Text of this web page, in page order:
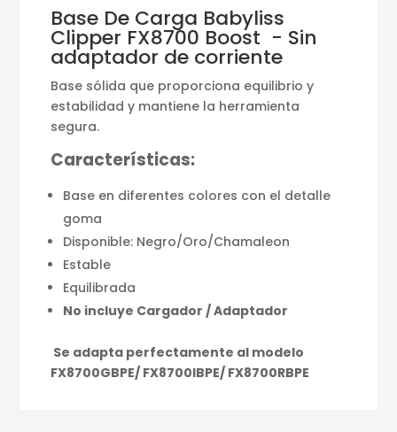
Base De Carga Babyliss
Clipper FX8700 Boost - Sin
adaptador de corriente
Base sólida que proporciona equilibrio y
estabilidad y mantiene la herramienta
segura.
Características:
Base en diferentes colores con el detalle
goma
Disponible: Negro/Oro/Chamaleon
Estable
Equilibrada
No incluye Cargador / Adaptador
Se adapta perfectamente al modelo
FX8700GBPE/ FX8700IBPE/ FX8700RBPE